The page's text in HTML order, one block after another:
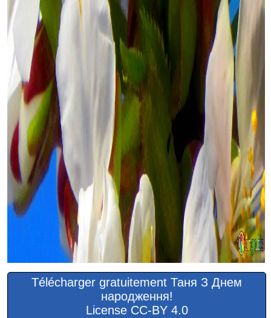
Télécharger gratuitement Таня З Днем
народження!
License CC-BY 4.0